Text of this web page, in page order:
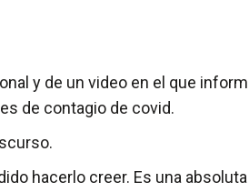
y de un video en el que
de contagio de covid.
hacerlo creer. Es una